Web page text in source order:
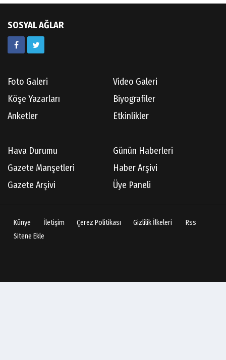
SOSYAL AĞLAR
Foto Galeri
Video Galeri
Köşe Yazarları
Biyografiler
Anketler
Etkinlikler
Hava Durumu
Günün Haberleri
Gazete Manşetleri
Haber Arşivi
Gazete Arşivi
Üye Paneli
Künye İletişim Çerez Politikası Gizlilik İlkeleri
Rss
Sitene Ekle